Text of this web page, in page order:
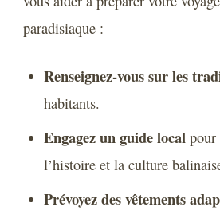
paradisiaque :
Renseignez-vous sur les
habitants.
Engagez un guide localpour
l’histoire et la culture
Prévoyez des vêtements